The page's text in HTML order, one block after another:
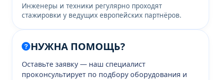
Инженеры и техники регулярно проходят
стажировки у ведущих европейских партнёров.
НУЖНА ПОМОЩЬ?
Оставьте заявку — наш специалист
проконсультирует по подбору оборудования и